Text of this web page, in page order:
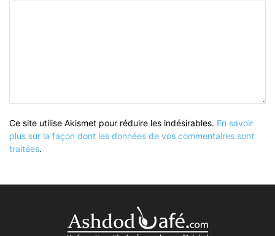
Ce site utilise Akismet pour réduire les indésirables. En savoir
plus sur la façon dont les données de vos commentaires sont
traitées.